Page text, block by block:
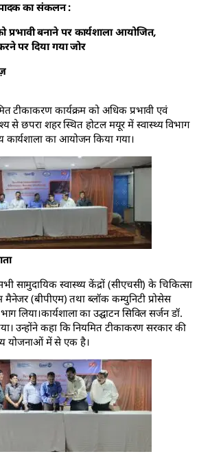
का संकलन :
प्रभावी बनाने पर कार्यशाला आयोजित,
पर दिया गया जोर
टीकाकरण कार्यक्रम को अधिक प्रभावी एवं
से छपरा शहर स्थित होटल मयूर में स्वास्थ्य विभाग
का आयोजन किया गया।
सामुदायिक स्वास्थ्य केंद्रों (सीएचसी) के चिकित्सा
मैनेजर (बीपीएम) तथा ब्लॉक कम्युनिटी प्रोसेस
लिया।कार्यशाला का उद्घाटन सिविल सर्जन डॉ.
उन्होंने कहा कि नियमित टीकाकरण सरकार की
योजनाओं में से एक है।